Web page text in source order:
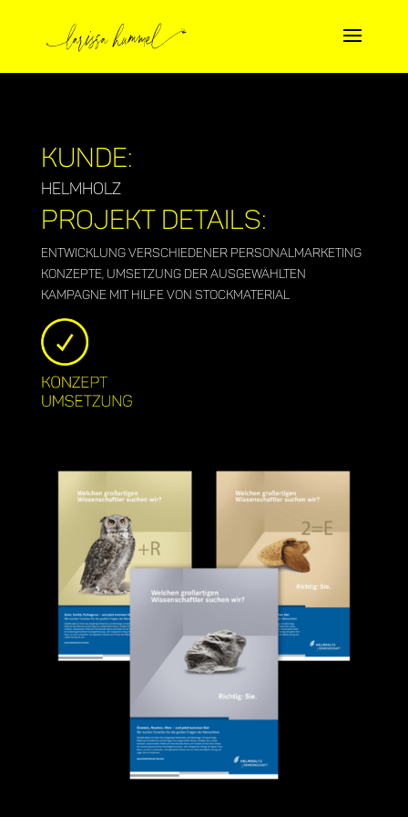
Kunde:
Helmholz
Projekt Details:
Entwicklung verschiedener Personalmarketing
Konzepte, Umsetzung der ausgewählten
Kampagne mit Hilfe von Stockmaterial